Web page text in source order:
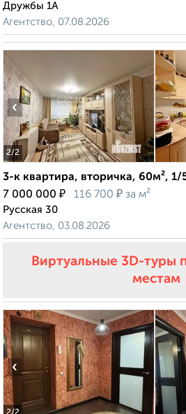
Дружбы 1А
Агентство, 07.08.2026
2/2
‹
3-к квартира, вторичка, 60м², 1/
7 000 000 ₽ 116 700 ₽ за м²
Русская 30
Агентство, 03.08.2026
Виртуальные 3D-туры
местам
‹